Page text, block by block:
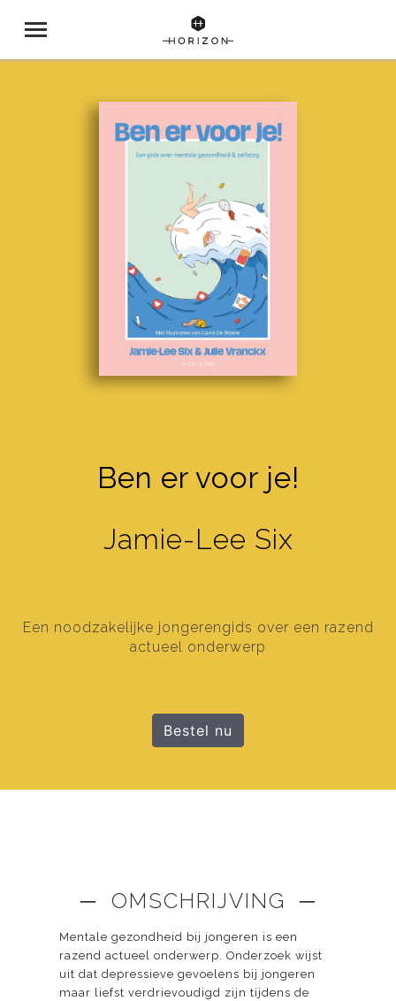
Ben er voor je!
Jamie-Lee Six
Een noodzakelijke jongerengids over een razend
actueel onderwerp
Bestel nu
─ OMSCHRIJVING ─
Mentale gezondheid bij jongeren is een
razend actueel onderwerp. Onderzoek wijst
uit dat depressieve gevoelens bij jongeren
maar liefst verdrievoudigd zijn tijdens de